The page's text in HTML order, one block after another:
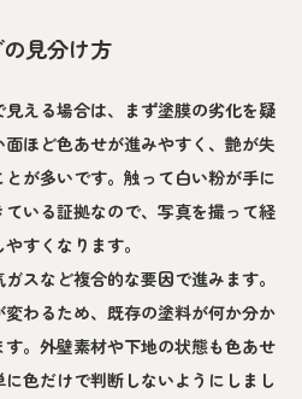
見分け方
える場合は、まず塗膜の劣化を疑
ほど色あせが進みやすく、艶が失
が多いです。触って白い粉が手に
いる証拠なので、写真を撮って経
すくなります。
スなど複合的な要因で進みます。
わるため、既存の塗料が何か分か
。外壁素材や下地の状態も色あせ
色だけで判断しないようにしまし